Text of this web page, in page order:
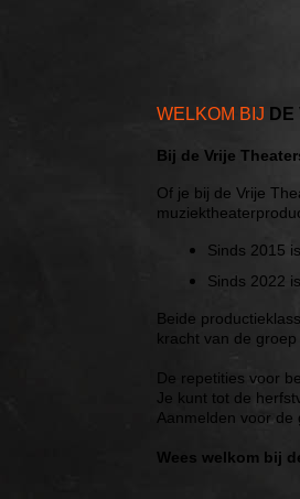
WELKOM BIJ DE
Bij de Vrije
Of je bij de Vrije
Sinds 2015
Sinds 2022
Beide
kracht van de
De repetities voor
Je kunt tot de
Aanmelden voor de
Wees welkom bij